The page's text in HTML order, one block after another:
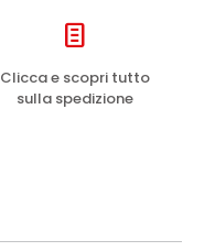
Clicca e scopri tutto
sulla spedizione